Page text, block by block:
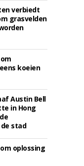
verbiedt
grasvelden
koeien
Austin Bell
in Hong
stad
oplossing